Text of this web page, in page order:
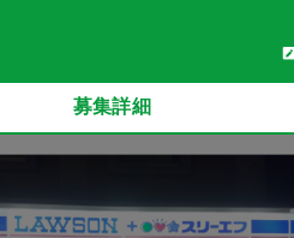
募集詳細